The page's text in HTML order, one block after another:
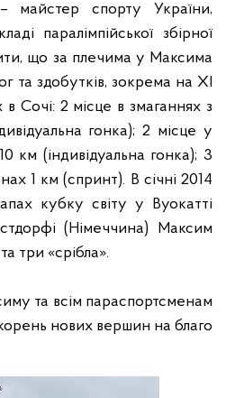
майстер спорту України,
паралімпійської збірної
що за плечима у Максима
та здобутків, зокрема на ХІ
в Сочі: 2 місце в змаганнях з
гонка); 2 місце у
10 км (індивідуальна гонка); 3
1 км (спринт). В січні 2014
кубку світу у Вуокатті
(Німеччина) Максим
три «срібла».
та всім параспортсменам
нових вершин на благо